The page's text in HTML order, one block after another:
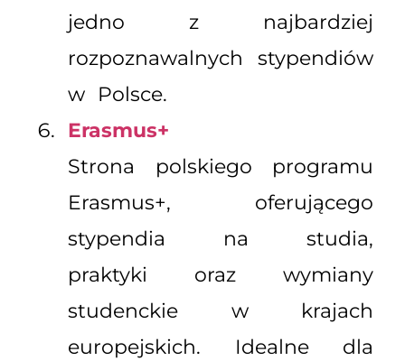
jedno z najbardziej
rozpoznawalnych stypendiów
w Polsce.
Erasmus+
Strona polskiego programu
Erasmus+, oferującego
stypendia na studia,
praktyki oraz wymiany
studenckie w krajach
europejskich. Idealne dla